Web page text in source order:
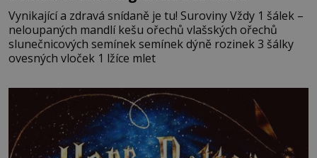
Vynikající a zdravá snídaně je tu! Suroviny Vždy 1 šálek –
neloupaných mandlí kešu ořechů vlašských ořechů
slunečnicových semínek semínek dýně rozinek 3 šálky
ovesných vloček 1 lžíce mlet